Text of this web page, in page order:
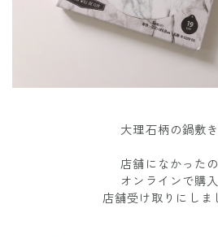
大理石柄の鍋敷
店舗になかったの
オンラインで購
店舗受け取りにし